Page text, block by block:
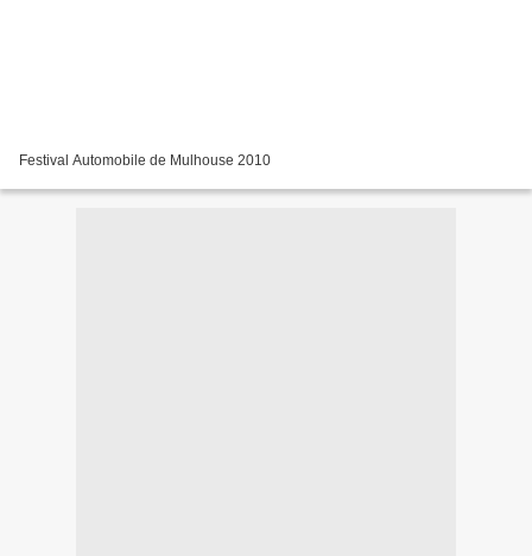
Festival Automobile de Mulhouse 2010